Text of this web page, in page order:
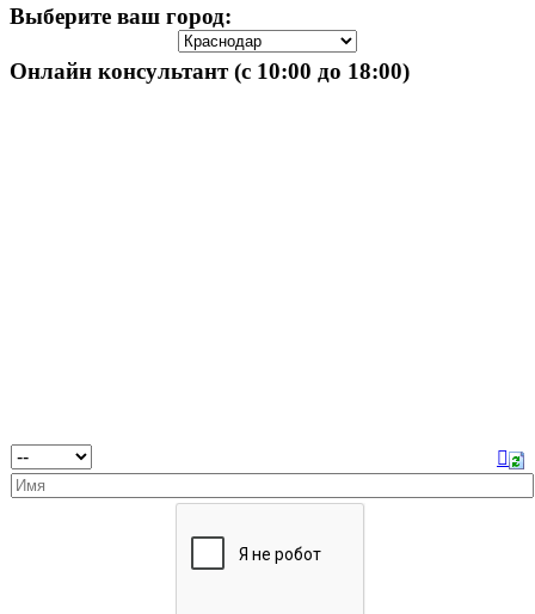
Выберите ваш город:
Онлайн консультант (с 10:00 до 18:00)